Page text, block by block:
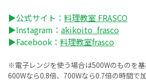
▶公式サイト： 料理教室 FRASCO
▶Instagram： akikoito_frasco
▶Facebook： 料理教室frasco
※電子レンジを使う場合は500Wのものを基
600Wなら0.8倍、700Wなら0.7倍の時間で